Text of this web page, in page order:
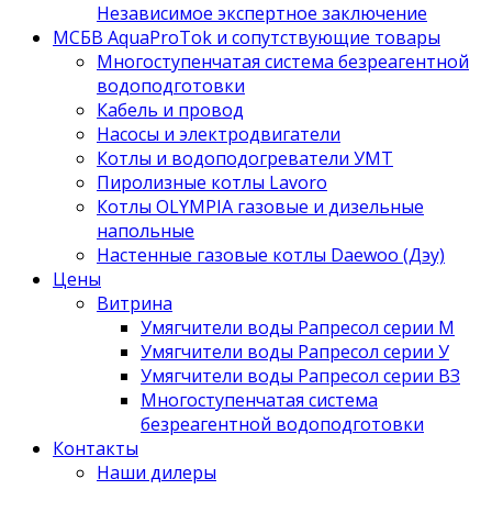
Независимое экспертное заключение
МСБВ AquaProTok и сопутствующие товары
Многоступенчатая система безреагентной
водоподготовки
Кабель и провод
Насосы и электродвигатели
Котлы и водоподогреватели УМТ
Пиролизные котлы Lavoro
Котлы OLYMPIA газовые и дизельные
напольные
Настенные газовые котлы Daewoo (Дэу)
Цены
Витрина
Умягчители воды Рапресол серии М
Умягчители воды Рапресол серии У
Умягчители воды Рапресол серии ВЗ
Многоступенчатая система
безреагентной водоподготовки
Контакты
Наши дилеры